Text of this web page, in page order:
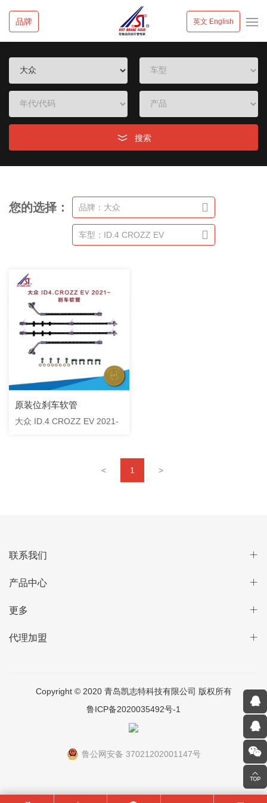
品牌 英文 English
搜索
您的选择： 品牌：大众
车型：ID.4 CROZZ EV
原装位刹车软管
大众 ID.4 CROZZ EV 2021-
< 1 >
联系我们
产品中心
更多
代理加盟
Copyright © 2020 青岛凯志特科技有限公司 版权所有
鲁ICP备2020035492号-1
鲁公网安备 37021202001147号